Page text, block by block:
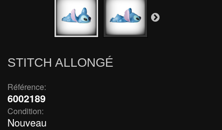
STITCH ALLONGÉ
Référence:
6002189
Condition:
Nouveau